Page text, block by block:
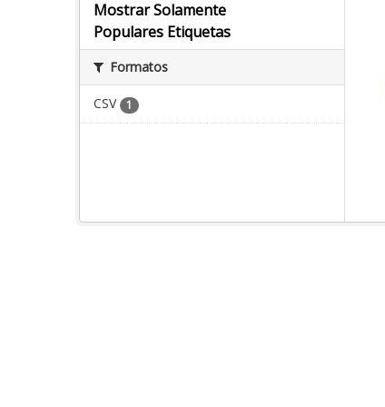
Mostrar Solamente
Populares Etiquetas
Formatos
CSV 1